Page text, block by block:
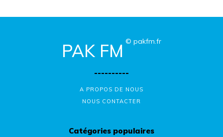
PAK FM © pakfm.fr
----------
A PROPOS DE NOUS
NOUS CONTACTER
Catégories populaires